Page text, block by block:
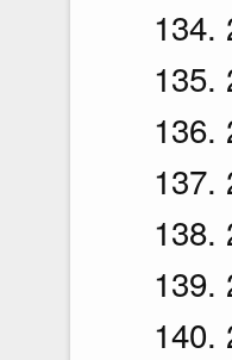
134.
135.
136.
137.
138.
139.
140.